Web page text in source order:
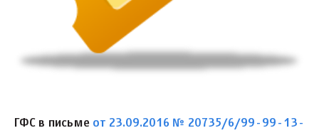
ГФС в письме от 23.09.2016 № 20735/6/99-99-13-